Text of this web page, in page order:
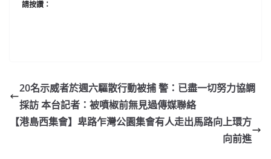
請按讚：
20名示威者於週六驅散行動被捕 警：已盡一切努力協調
採訪 本台記者：被噴椒前無見過傳媒聯絡
【港島西集會】卑路乍灣公園集會有人走出馬路向上環方
向前進